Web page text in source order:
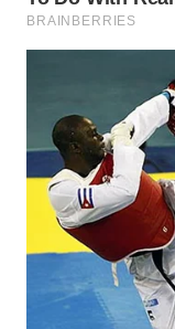
WN
SOLO
BOROBUDUR
WN
MADURA
SURABAYA